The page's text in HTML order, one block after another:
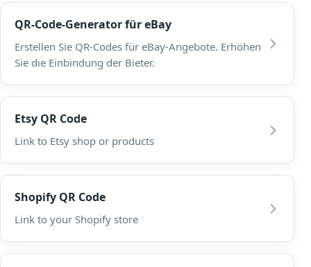
QR-Code-Generator für eBay
Erstellen Sie QR-Codes für eBay-Angebote. Erhöhen
Sie die Einbindung der Bieter.
Etsy QR Code
Link to Etsy shop or products
Shopify QR Code
Link to your Shopify store